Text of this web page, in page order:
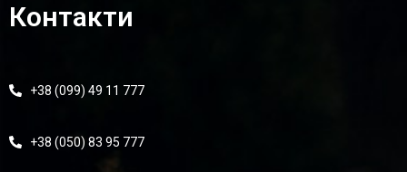
Контакти
+38 (099) 49 11 777
+38 (050) 83 95 777